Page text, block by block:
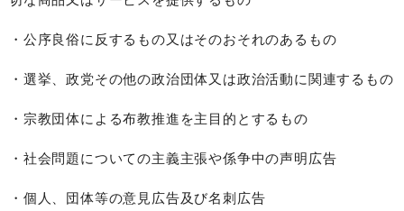
・公序良俗に反するもの又はそのおそれのあるもの
・選挙、政党その他の政治団体又は政治活動に関連するもの
・宗教団体による布教推進を主目的とするもの
・社会問題についての主義主張や係争中の声明広告
・個人、団体等の意見広告及び名刺広告